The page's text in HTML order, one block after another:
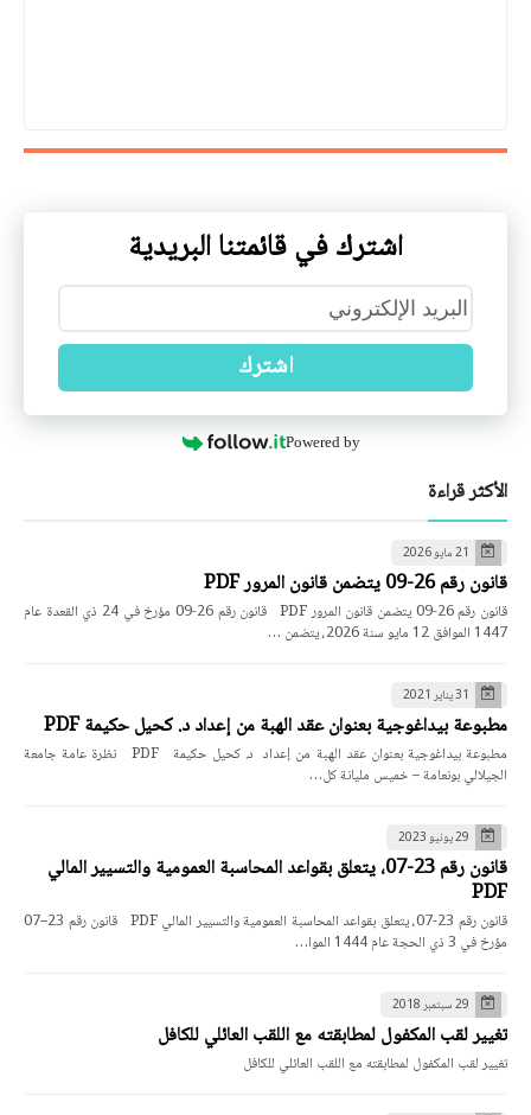
اشترك في قائمتنا البريدية
اشترك
Powered by
الأكثر قراءة
21 مايو 2026
قانون رقم 26-09 يتضمن قانون المرور PDF
قانون رقم 26-09 يتضمن قانون المرور PDF قانون رقم 26-09 مؤرخ في 24 ذي القعدة عام
1447 الموافق 12 مايو سنة 2026، يتضمن …
31 يناير 2021
مطبوعة بيداغوجية بعنوان عقد الهبة من إعداد د. كحيل حكيمة PDF
مطبوعة بيداغوجية بعنوان عقد الهبة من إعداد د. كحيل حكيمة PDF نظرة عامة جامعة
الجيلالي بونعامة – خميس مليانة كل…
29 يونيو 2023
قانون رقم 23-07، يتعلق بقواعد المحاسبة العمومية والتسيير المالي
PDF
قانون رقم 23-07، يتعلق بقواعد المحاسبة العمومية والتسيير المالي PDF قانون رقم 23–07
مؤرخ في 3 ذي الحجة عام 1444 الموا…
29 سبتمبر 2018
تغيير لقب المكفول لمطابقته مع اللقب العائلي للكافل
تغيير لقب المكفول لمطابقته مع اللقب العائلي للكافل